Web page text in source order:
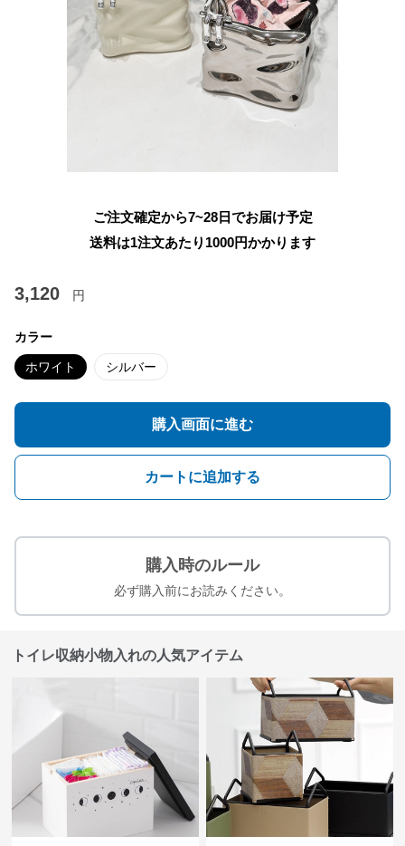
ご注文確定から7~28日でお届け予定
送料は1注文あたり 1000円かかります
3,120 円
カラー
ホワイト シルバー
購入画面に進む
カートに追加する
購入時のルール
必ず購入前にお読みください。
トイレ収納小物入れの人気アイテム